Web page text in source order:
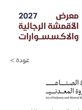
< عودة